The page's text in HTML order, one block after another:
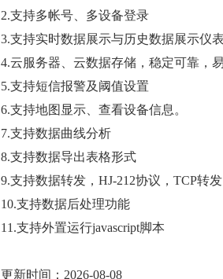
2.支持多帐号、多设备登录
3.支持实时数据展示与历史数据展示仪
4.云服务器、云数据存储，稳定可靠，
5.支持短信报警及阈值设置
6.支持地图显示、查看设备信息。
7.支持数据曲线分析
8.支持数据导出表格形式
9.支持数据转发，HJ-212协议，TCP转
10.支持数据后处理功能
11.支持外置运行javascript脚本
更新时间：2026-08-08